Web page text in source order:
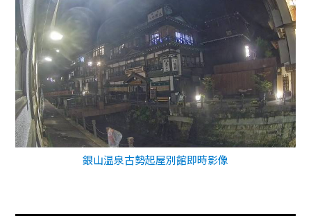
銀山温泉古勢起屋別館即時影像